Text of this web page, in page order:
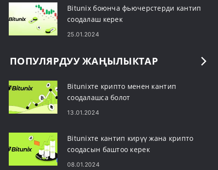
Bitunix боюнча фьючерстерди кантип
соодалаш керек
25.01.2024
ПОПУЛЯРДУУ ЖАҢЫЛЫКТАР
Bitunixте крипто менен кантип
соодалашса болот
13.01.2024
Bitunixте кантип кирүү жана крипто
соодасын баштоо керек
08.01.2024